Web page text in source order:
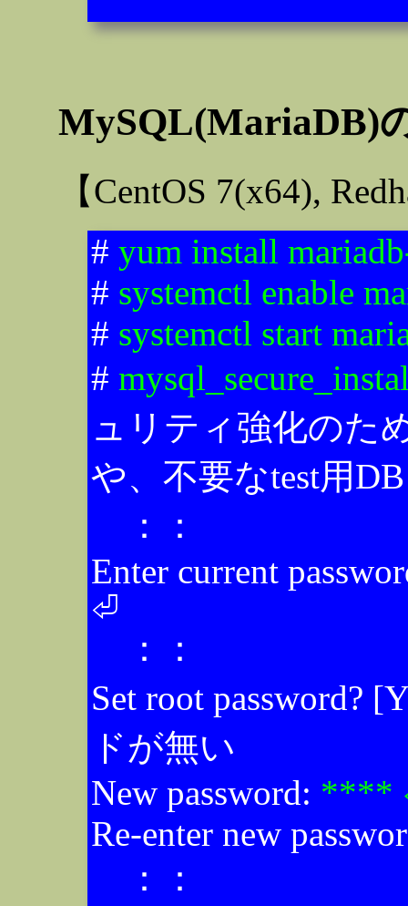
MySQL(MariaDB)
【CentOS 7(x64),
# yum install
# systemctl enable
# systemctl start
#
ュリティ強化のた
や、不要なtest用
：：
Enter current
⏎
：：
Set root password?
ドが無い
New password: ****
Re-enter new
：：